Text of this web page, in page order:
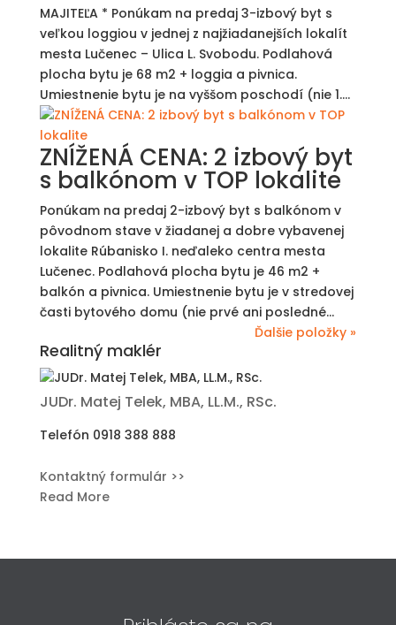
MAJITEĽA * Ponúkam na predaj 3-izbový byt s
veľkou loggiou v jednej z najžiadanejších lokalít
mesta Lučenec – Ulica L. Svobodu. Podlahová
plocha bytu je 68 m2 + loggia a pivnica.
Umiestnenie bytu je na vyššom poschodí (nie 1....
ZNÍŽENÁ CENA: 2 izbový byt
s balkónom v TOP lokalite
Ponúkam na predaj 2-izbový byt s balkónom v
pôvodnom stave v žiadanej a dobre vybavenej
lokalite Rúbanisko I. neďaleko centra mesta
Lučenec. Podlahová plocha bytu je 46 m2 +
balkón a pivnica. Umiestnenie bytu je v stredovej
časti bytového domu (nie prvé ani posledné...
Ďalšie položky »
Realitný maklér
JUDr. Matej Telek, MBA, LL.M., RSc.
Telefón 0918 388 888
Kontaktný formulár >>
Read More